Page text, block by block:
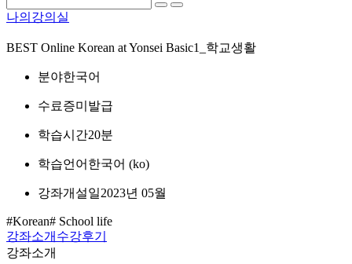
나의강의실
BEST Online Korean at Yonsei Basic1_학교생활
분야한국어
수료증미발급
학습시간20분
학습언어 한국어 ‎(ko)‎
강좌개설일2023년 05월
#Korean# School life
강좌소개 수강후기
강좌소개